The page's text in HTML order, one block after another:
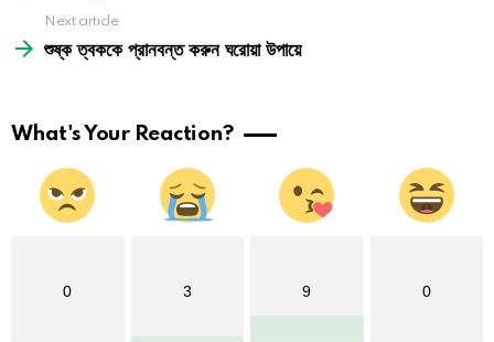
Next article
শুষ্ক ত্বককে প্রানবন্ত করুন ঘরোয়া উপায়ে
What's Your Reaction?
0 3 9 0